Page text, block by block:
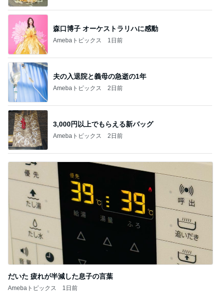
森口博子 オーケストラリハに感動
Amebaトピックス 1日前
夫の入退院と義母の急逝の1年
Amebaトピックス 2日前
3,000円以上でもらえる新バッグ
Amebaトピックス 2日前
だいた 疲れが半減した息子の言葉
Amebaトピックス 1日前